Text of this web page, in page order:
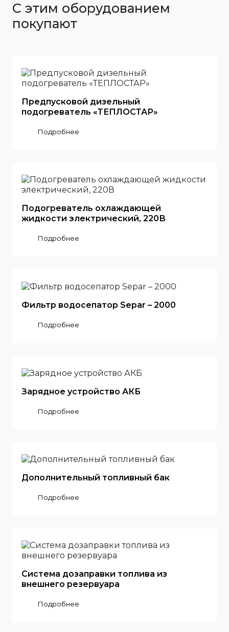
С этим оборудованием
покупают
Предпусковой дизельный
подогреватель «ТЕПЛОСТАР»
Подробнее
Подогреватель охлаждающей
жидкости электрический, 220В
Подробнее
Фильтр водосепатор Separ – 2000
Подробнее
Зарядное устройство АКБ
Подробнее
Дополнительный топливный бак
Подробнее
Система дозаправки топлива из
внешнего резервуара
Подробнее